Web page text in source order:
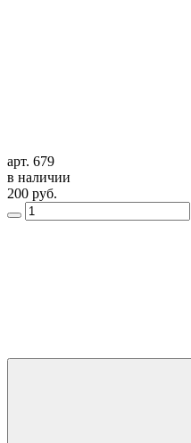
арт. 679
в наличии
200 руб.